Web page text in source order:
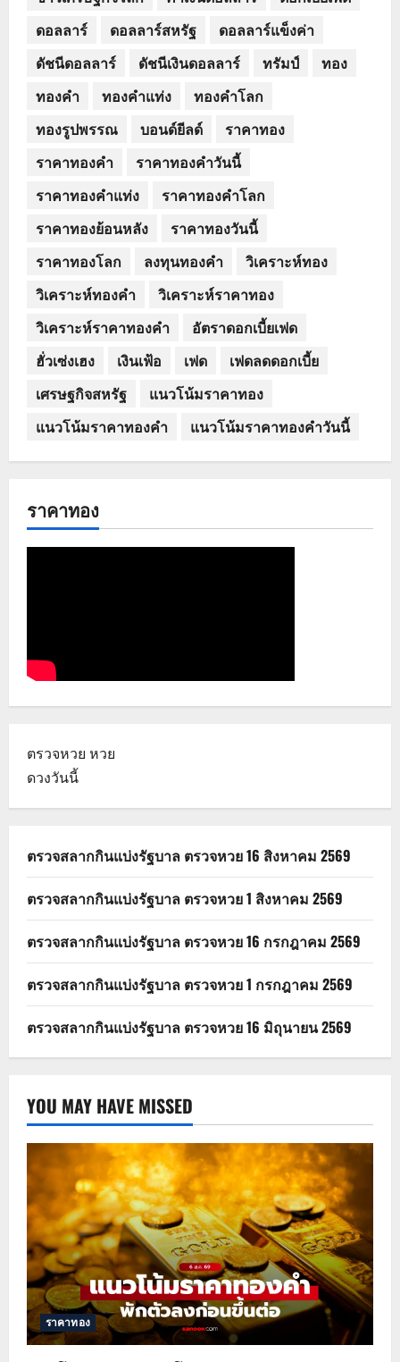
ดอลลาร์
ดอลลาร์สหรัฐ
ดอลลาร์แข็งค่า
ดัชนีดอลลาร์
ดัชนีเงินดอลลาร์ ทรัมป์
ทอง
ทองคำ
ทองคำแท่ง
ทองคำโลก
ทองรูปพรรณ
บอนด์ยีลด์
ราคาทอง
ราคาทองคำ
ราคาทองคำวันนี้
ราคาทองคำแท่ง
ราคาทองคำโลก
ราคาทองย้อนหลัง
ราคาทองวันนี้
ราคาทองโลก
ลงทุนทองคำ
วิเคราะห์ทอง
วิเคราะห์ทองคำ
วิเคราะห์ราคาทอง
วิเคราะห์ราคาทองคำ
อัตราดอกเบี้ยเฟด
ฮั่วเซ่งเฮง
เงินเฟ้อ เฟด
เฟดลดดอกเบี้ย
เศรษฐกิจสหรัฐ
แนวโน้มราคาทอง
แนวโน้มราคาทองคำ
แนวโน้มราคาทองคำวันนี้
ราคาทอง
ตรวจหวย หวย
ดวงวันนี้
ตรวจสลากกินแบ่งรัฐบาล ตรวจหวย 16 สิงหาคม 2569
ตรวจสลากกินแบ่งรัฐบาล ตรวจหวย 1 สิงหาคม 2569
ตรวจสลากกินแบ่งรัฐบาล ตรวจหวย 16 กรกฎาคม 2569
ตรวจสลากกินแบ่งรัฐบาล ตรวจหวย 1 กรกฎาคม 2569
ตรวจสลากกินแบ่งรัฐบาล ตรวจหวย 16 มิถุนายน 2569
YOU MAY HAVE MISSED
ราคาทอง